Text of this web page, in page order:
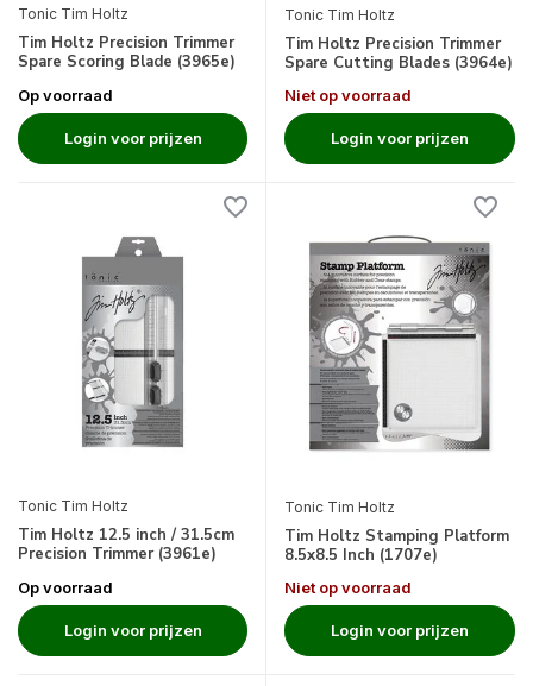
Tonic Tim Holtz
Tim Holtz Precision Trimmer
Spare Scoring Blade (3965e)
Op voorraad
Login voor prijzen
Tonic Tim Holtz
Tim Holtz Precision Trimmer
Spare Cutting Blades (3964e)
Niet op voorraad
Login voor prijzen
Tonic Tim Holtz
Tim Holtz 12.5 inch / 31.5cm
Precision Trimmer (3961e)
Op voorraad
Login voor prijzen
Tonic Tim Holtz
Tim Holtz Stamping Platform
8.5x8.5 Inch (1707e)
Niet op voorraad
Login voor prijzen